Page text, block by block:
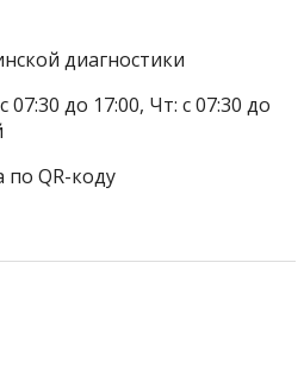
диагностики
07:30 до 17:00, Чт: с 07:30 до
QR-коду